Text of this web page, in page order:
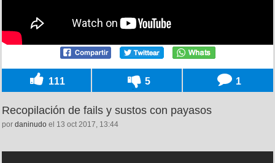
111 5 1
Recopilación de fails y sustos con payasos
por daninudo el 13 oct 2017, 13:44